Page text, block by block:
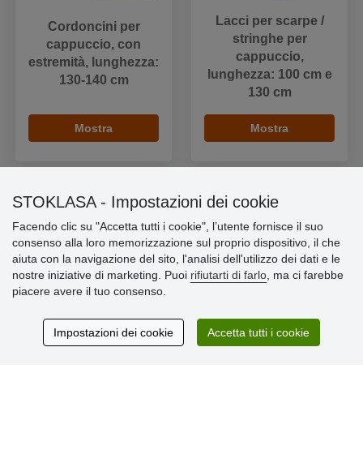
Cordoncini per
cappuccio, con
estremità, lunghezza:
130-140 cm
Mostra
Lacci per scarpe /
stringhe per
cappuccio,
lunghezza: 100 cm e
130 cm
Mostra
Informazioni importanti
» Impostazioni dei cookie
» Termini & Condizioni
» Informativa sulla Privacy
» Garanzia e resi
» Programma fedeltà
STOKLASA - Impostazioni dei cookie
Facendo clic su "Accetta tutti i cookie", l’utente fornisce il suo
consenso alla loro memorizzazione sul proprio dispositivo, il che
aiuta con la navigazione del sito, l'analisi dell'utilizzo dei dati e le
nostre iniziative di marketing. Puoi rifiutarti di farlo , ma ci farebbe
piacere avere il tuo consenso.
Impostazioni dei cookie Accetta tutti i cookie